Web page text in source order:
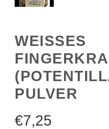
WEISSES F
ULVER
€7,25